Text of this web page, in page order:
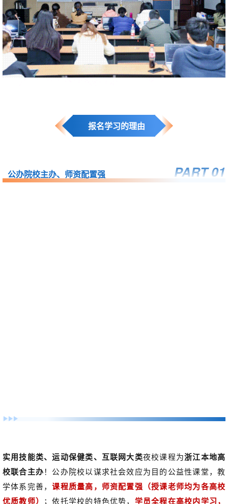
报名学习的理由
公办院校主办、师资配置强 PART 01
实用技能类、运动保健类、互联网大类夜校课程为浙江本地高
校联合主办 ！公办院校以谋求社会效应为目的公益性课堂，教
学体系完善，课程质量高，师资配置强（授课老师均为各高校
优质教师）
；依托学校的特色优势， 学员全程在高校内学习，